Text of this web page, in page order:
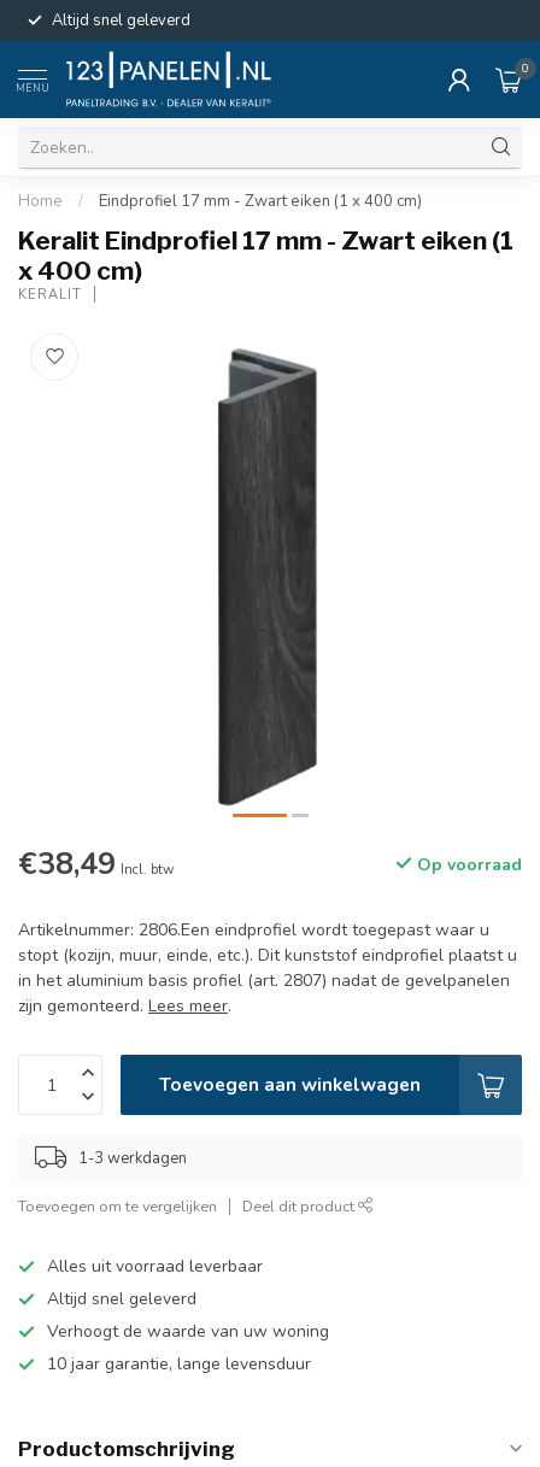
Altijd snel geleverd
MENU
0
Home / Eindprofiel 17 mm - Zwart eiken (1 x 400 cm)
Keralit Eindprofiel 17 mm - Zwart eiken (1
x 400 cm)
KERALIT
€38,49 Incl. btw Op voorraad
Artikelnummer: 2806.Een eindprofiel wordt toegepast waar u
stopt (kozijn, muur, einde, etc.). Dit kunststof eindprofiel plaatst u
in het aluminium basis profiel (art. 2807) nadat de gevelpanelen
zijn gemonteerd. Lees meer.
Toevoegen aan winkelwagen
1-3 werkdagen
Toevoegen om te vergelijken Deel dit product
Alles uit voorraad leverbaar
Altijd snel geleverd
Verhoogt de waarde van uw woning
10 jaar garantie, lange levensduur
Productomschrijving